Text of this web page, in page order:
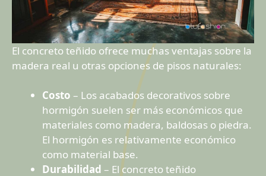
El concreto teñido ofrece muchas ventajas sobre la
madera real u otras opciones de pisos naturales:
Costo – Los acabados decorativos sobre
hormigón suelen ser más económicos que
materiales como madera, baldosas o piedra.
El hormigón es relativamente económico
como material base.
Durabilidad – El concreto teñido